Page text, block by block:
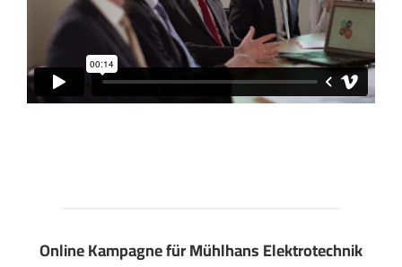
Online Kampagne für Mühlhans Elektrotechnik